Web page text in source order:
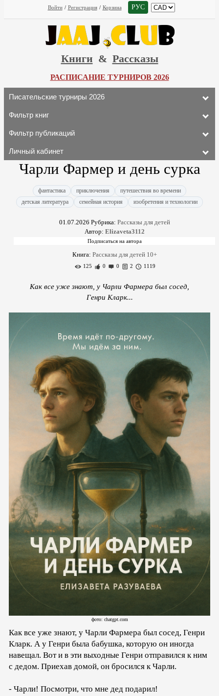
Войти / Регистрация / Корзина РУС
Книги & Рассказы
РАСПИСАНИЕ ТУРНИРОВ 2026
Писательские турниры 2026
Фильтр книг
Фильтр публикаций
Личный кабинет
Чарли Фармер и день сурка
фантастика приключения
путешествия во времени
детская литература
семейная история изобретения и технологии
01.07.2026 Рубрика: Рассказы для детей
Автор: Elizaveta3112
Книга: Рассказы для детей 10+
125 0 0 2 1119
Как все уже знают, у Чарли Фармера был сосед,
Генри Кларк...
фото: chatgpt.com
Как все уже знают, у Чарли Фармера был сосед, Генри
Кларк. А у Генри была бабушка, которую он иногда
навещал. Вот и в эти выходные Генри отправился к ним
с дедом. Приехав домой, он бросился к Чарли.
- Чарли! Посмотри, что мне дед подарил!